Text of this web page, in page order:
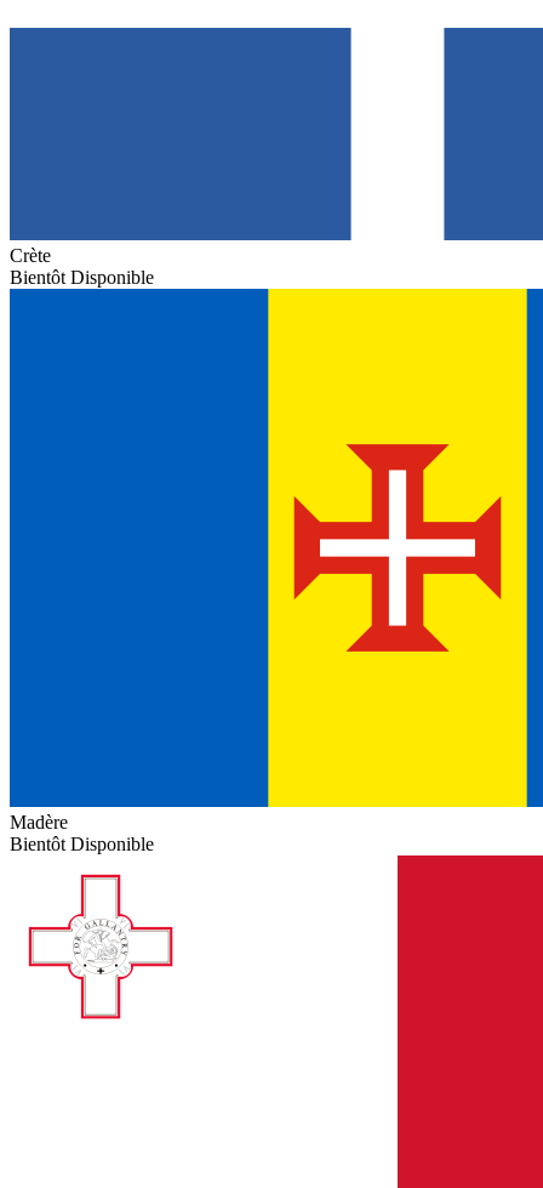
Crète
Bientôt Disponible
Madère
Bientôt Disponible